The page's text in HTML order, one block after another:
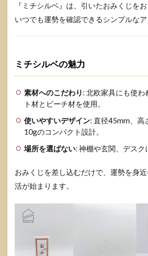
『ミチシルベ』は、引いたおみくじをお
いつでも運勢を確認できるシンプルなア
ミチシルベの魅力
素材へのこだわり : 北欧家具にも使わ
ト材とビーチ材を使用。
使いやすいデザイン: 直径45mm、高
10gのコンパクト設計。
場所を選ばない: 神棚や玄関、デスク
おみくじを差し込むだけで、運勢を身
活が始まります。